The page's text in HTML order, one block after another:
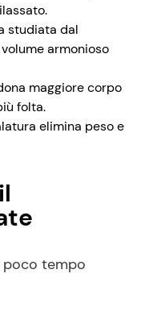
studiata dal
armonioso
maggiore corpo
folta.
elimina peso e
poco tempo